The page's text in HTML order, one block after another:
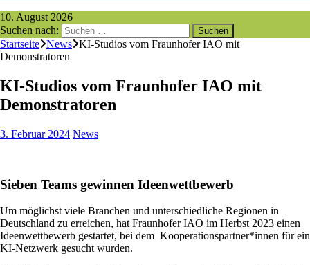
10. August 2026
Suchen nach:
Startseite News KI-Studios vom Fraunhofer IAO mit
Demonstratoren
KI-Studios vom Fraunhofer IAO mit
Demonstratoren
3. Februar 2024 News
Sieben Teams gewinnen Ideenwettbewerb
Um möglichst viele Branchen und unterschiedliche Regionen in
Deutschland zu erreichen, hat Fraunhofer IAO im Herbst 2023 einen
Ideenwettbewerb gestartet, bei dem Kooperationspartner*innen für ein
KI-Netzwerk gesucht wurden.